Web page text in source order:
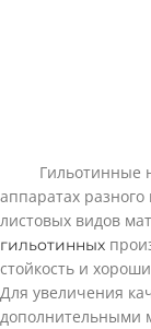
Гильотинные
аппаратах
листовых видов
гильотинных
стойкость и
Для увеличения
дополнительными